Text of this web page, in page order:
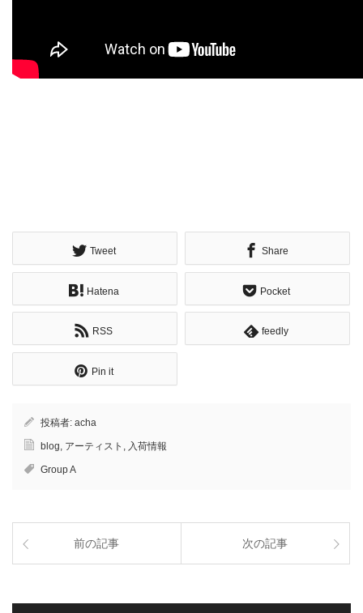
Tweet Share
Hatena Pocket
RSS feedly
Pin it
投稿者: acha
blog, アーティスト , 入荷情報
Group A
前の記事 次の記事